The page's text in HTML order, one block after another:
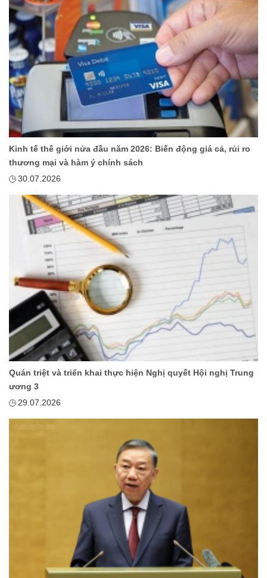
Kinh tế thế giới nửa đầu năm 2026: Biến động giá cả, rủi ro
thương mại và hàm ý chính sách
30.07.2026
Quán triệt và triển khai thực hiện Nghị quyết Hội nghị Trung
ương 3
29.07.2026